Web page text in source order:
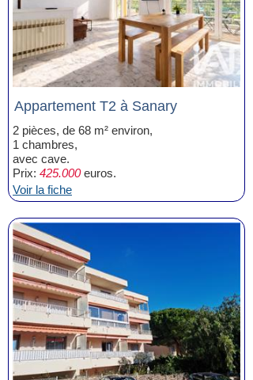
Appartement T2 à Sanary
2 pièces, de 68 m² environ,
1 chambres,
avec cave.
Prix: 425.000euros.
Voir la fiche